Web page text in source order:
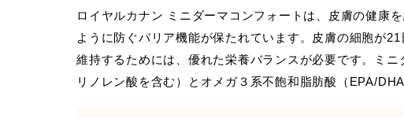
ロイヤルカナン ミニダーマコンフォートは、皮膚の健康
ように防ぐバリア機能が保たれています。皮膚の細胞が
維持するためには、優れた栄養バランスが必要です。ミ
リノレン酸を含む）とオメガ３系不飽和脂肪酸（EPA/